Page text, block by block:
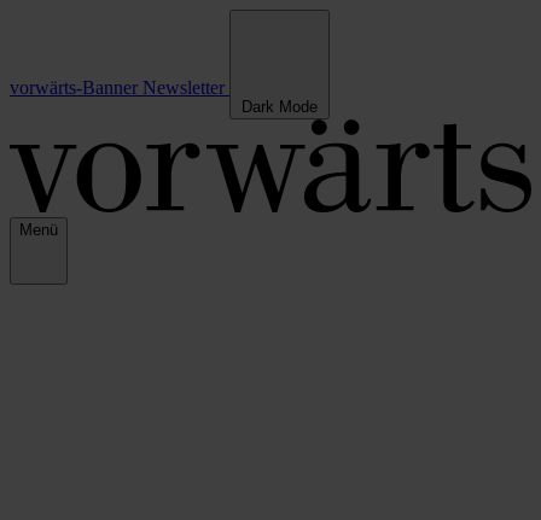
vorwärts-Banner Newsletter
Dark Mode
Menü